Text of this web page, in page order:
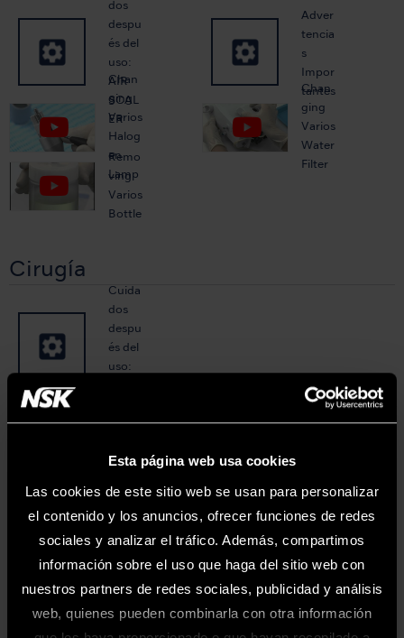
Esta página web usa cookies
Las cookies de este sitio web se usan para personalizar
el contenido y los anuncios, ofrecer funciones de redes
sociales y analizar el tráfico. Además, compartimos
información sobre el uso que haga del sitio web con
nuestros partners de redes sociales, publicidad y análisis
web, quienes pueden combinarla con otra información
dos
despu
és del
uso:
AIR
SCAL
ER
Adver
tencia
s
Impor
tantes
Chan
ging
Varios
Halog
en
Lamp
Chan
ging
Varios
Water
Filter
Remo
ving
Varios
Bottle
Cirugía
Cuida
dos
despu
és del
uso:
Cuida
despu
és del
uso:
king
Area
Adver
Impor
tantes
Las guías de mantenimiento de esta página web son las versiones más